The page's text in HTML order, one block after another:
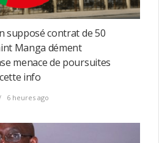
supposé contrat de 50
Manga dément
menace de poursuites
info
6 heures ago